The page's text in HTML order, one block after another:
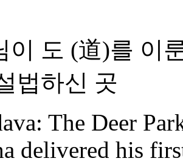
이 도 (道)를 이
법하신 곳
The Deer
delivered his